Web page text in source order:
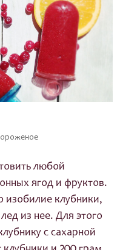
любой
ягод и фруктов.
изобилие клубники,
из нее. Для этого
с сахарной